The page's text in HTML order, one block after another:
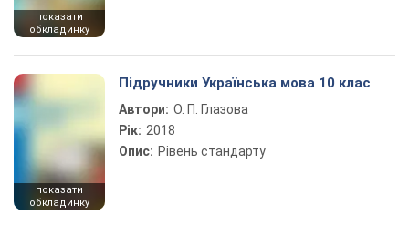
показати
обкладинку
показати
обкладинку
Підручники Українська мова 10 клас
Автори: О. П. Глазова
Рік: 2018
Опис: Рівень стандарту